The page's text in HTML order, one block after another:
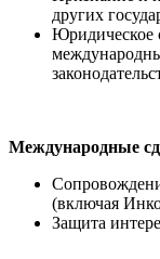
других
Юридическое
Международные
(включая
Защита